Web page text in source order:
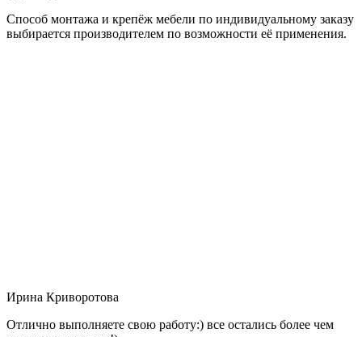
Способ монтажа и крепёж мебели по индивидуальному заказу
выбирается производителем по возможности её применения.
Ирина Криворотова
Отлично выполняете свою работу:) все остались более чем